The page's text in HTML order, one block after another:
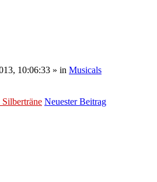
10:06:33 » in Musicals
Silberträne Neuester Beitrag